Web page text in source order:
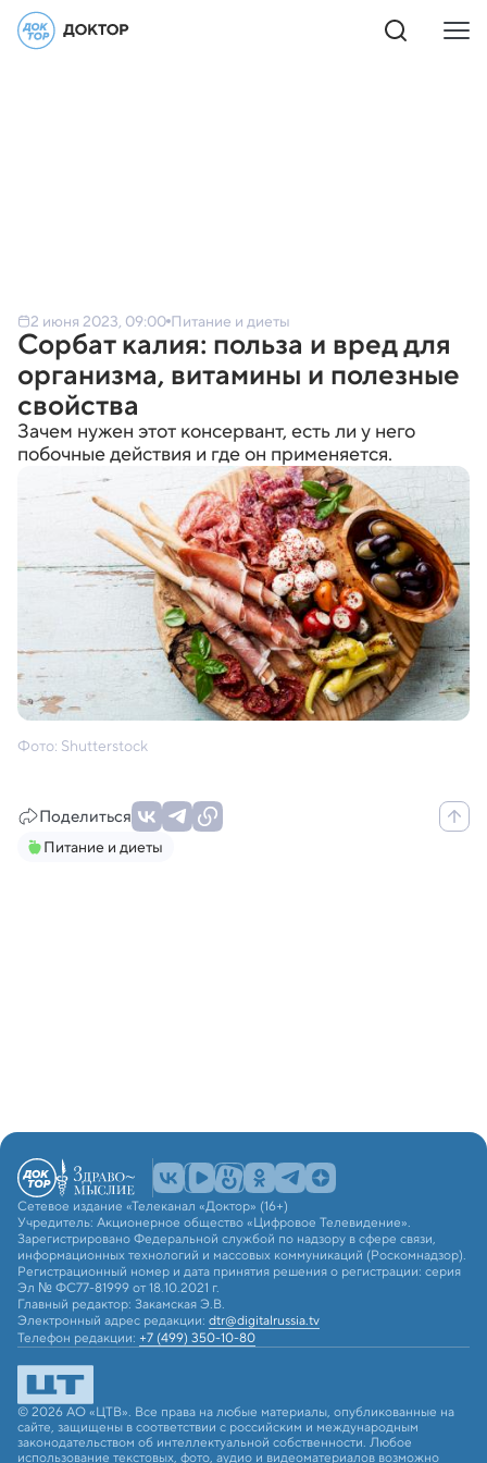
2 июня 2023, 09:00 Питание и диеты
Сорбат калия: польза и вред для
организма, витамины и полезные
свойства
Зачем нужен этот консервант, есть ли у него
побочные действия и где он применяется.
Фото: Shutterstock
Поделиться
Питание и диеты
Сетевое издание «Телеканал «Доктор» (16+)
Учредитель: Акционерное общество «Цифровое Телевидение».
Зарегистрировано Федеральной службой по надзору в сфере связи,
информационных технологий и массовых коммуникаций (Роскомнадзор).
Регистрационный номер и дата принятия решения о регистрации: серия
Эл № ФС77-81999 от 18.10.2021 г.
Главный редактор: Закамская Э.В.
Электронный адрес редакции: dtr@digitalrussia.tv
Телефон редакции: +7 (499) 350-10-80
© 2026 АО «ЦТВ». Все права на любые материалы, опубликованные на
сайте, защищены в соответствии с российским и международным
законодательством об интеллектуальной собственности. Любое
использование текстовых, фото, аудио и видеоматериалов возможно